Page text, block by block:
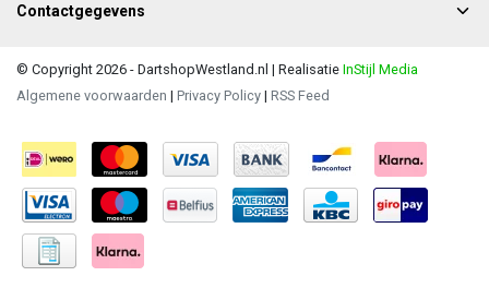
Contactgegevens
© Copyright 2026 - DartshopWestland.nl | Realisatie InStijl Media
Algemene voorwaarden | Privacy Policy | RSS Feed